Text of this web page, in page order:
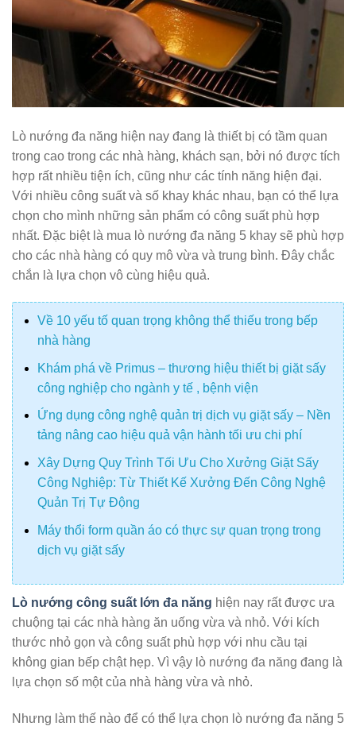
Lò nướng đa năng hiện nay đang là thiết bị có tầm quan
trong cao trong các nhà hàng, khách sạn, bởi nó được tích
hợp rất nhiều tiện ích, cũng như các tính năng hiện đại.
Với nhiều công suất và số khay khác nhau, bạn có thể lựa
chọn cho mình những sản phẩm có công suất phù hợp
nhất. Đặc biệt là mua lò nướng đa năng 5 khay sẽ phù hợp
cho các nhà hàng có quy mô vừa và trung bình. Đây chắc
chắn là lựa chọn vô cùng hiệu quả.
Về 10 yếu tố quan trọng không thể thiếu trong bếp
nhà hàng
Khám phá về Primus – thương hiệu thiết bị giặt sấy
công nghiệp cho ngành y tế , bệnh viện
Ứng dụng công nghệ quản trị dịch vụ giặt sấy – Nền
tảng nâng cao hiệu quả vận hành tối ưu chi phí
Xây Dựng Quy Trình Tối Ưu Cho Xưởng Giặt Sấy
Công Nghiệp: Từ Thiết Kế Xưởng Đến Công Nghệ
Quản Trị Tự Động
Máy thổi form quần áo có thực sự quan trọng trong
dịch vụ giặt sấy
Lò nướng công suất lớn đa năng hiện nay rất được ưa
chuộng tại các nhà hàng ăn uống vừa và nhỏ. Với kích
thước nhỏ gọn và công suất phù hợp với nhu cầu tại
không gian bếp chật hẹp. Vì vậy lò nướng đa năng đang là
lựa chọn số một của nhà hàng vừa và nhỏ.
Nhưng làm thế nào để có thể lựa chọn lò nướng đa năng 5